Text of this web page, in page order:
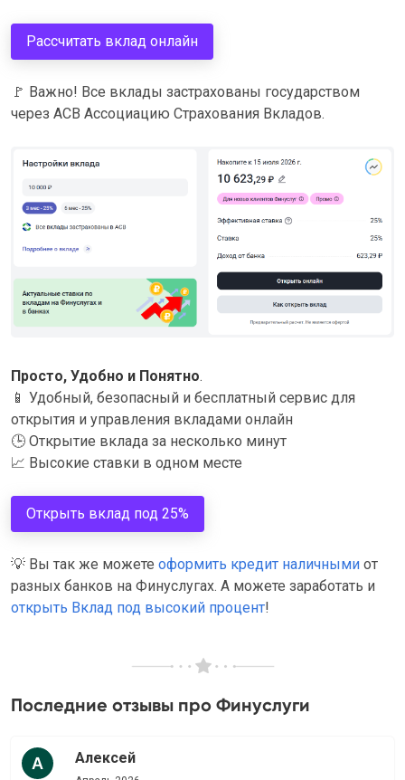
Рассчитать вклад онлайн
🚩 Важно! Все вклады застрахованы государством
через АСВ Ассоциацию Страхования Вкладов.
Просто, Удобно и Понятно.
📱 Удобный, безопасный и бесплатный сервис для
открытия и управления вкладами онлайн
🕒 Открытие вклада за несколько минут
📈 Высокие ставки в одном месте
Открыть вклад под 25%
💡 Вы так же можете оформить кредит наличными от
разных банков на Финуслугах. А можете заработать и
открыть Вклад под высокий процент!
Последние отзывы про Финуслуги
Алексей